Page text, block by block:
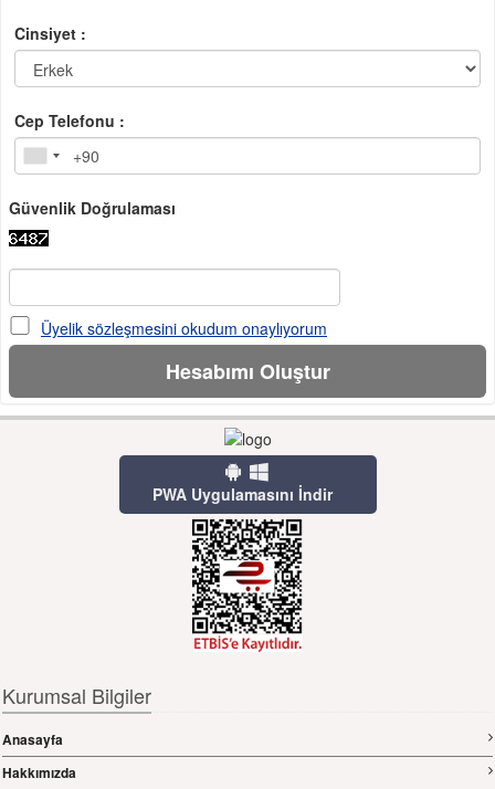
Cinsiyet :
Cep Telefonu :
Güvenlik Doğrulaması
Üyelik sözleşmesini okudum onaylıyorum
PWA Uygulamasını İndir
Kurumsal Bilgiler
Anasayfa
Hakkımızda